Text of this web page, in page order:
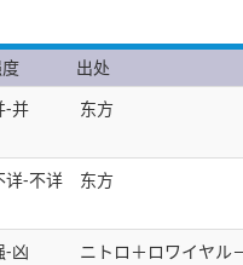
出处
-并 东方
详-不详 东方
-凶 ニトロ＋ロワイヤル